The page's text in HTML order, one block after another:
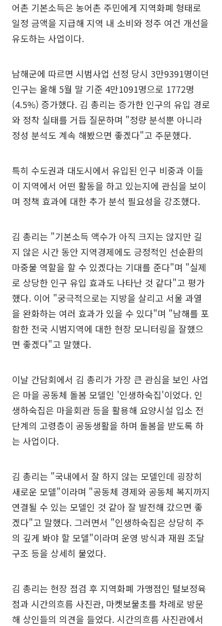
어촌 기본소득은 농어촌 주민에게 지역화폐 형태로
일정 금액을 지급해 지역 내 소비와 정주 여건 개선을
유도하는 사업이다.
남해군에 따르면 시범사업 선정 당시 3만9391명이던
인구는 올해 5월 말 기준 4만1091명으로 1772명
(4.5%) 증가했다. 김 총리는 증가한 인구의 유입 경로
와 정착 실태를 거듭 질문하며 "정량 분석뿐 아니라
정성 분석도 계속 해봤으면 좋겠다"고 주문했다.
특히 수도권과 대도시에서 유입된 인구 비중과 이들
이 지역에서 어떤 활동을 하고 있는지에 관심을 보이
며 정책 효과에 대한 추가 분석 필요성을 강조했다.
김 총리는 "기본소득 액수가 아직 크지는 않지만 길
지 않은 시간 동안 지역경제에도 긍정적인 선순환의
마중물 역할을 할 수 있겠다는 기대를 준다"며 "실제
로 상당한 인구 유입 효과도 나타난 것 같다"고 평가
했다. 이어 "궁극적으로는 지방을 살리고 서울 과열
을 완화하는 여러 효과가 있을 수 있다"며 "남해를 포
함한 전국 시범지역에 대한 현장 모니터링을 잘했으
면 좋겠다"고 말했다.
이날 간담회에서 김 총리가 가장 큰 관심을 보인 사업
은 마을 공동체 돌봄 모델인 '인생하숙집'이었다. 인
생하숙집은 마을회관 등을 활용해 요양시설 입소 전
단계의 고령층이 공동생활을 하며 돌봄을 받도록 하
는 사업이다.
김 총리는 "국내에서 잘 하지 않는 모델인데 굉장히
새로운 모델"이라며 "공동체 경제와 공동체 복지까지
연결될 수 있는 모델인 것 같아 잘 발전해 갔으면 좋
겠다"고 말했다. 그러면서 "인생하숙집은 상당히 주
의 깊게 봐야 할 모델"이라며 운영 방식과 재원 조달
구조 등을 상세히 물었다.
김 총리는 현장 점검 후 지역화폐 가맹점인 털보정육
점과 시간의흐름 사진관, 마켓보물초를 차례로 방문
해 상인들의 의견을 들었다. 시간의흐름 사진관에서